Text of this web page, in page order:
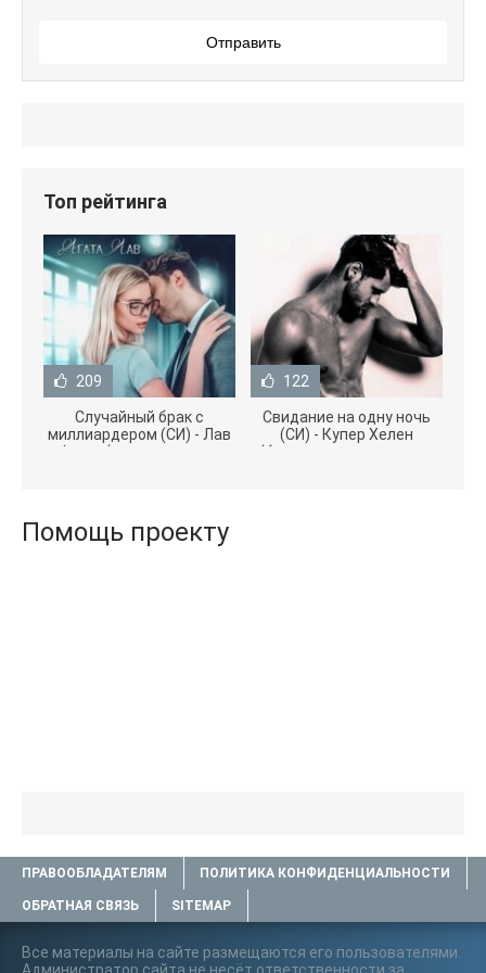
Отправить
Топ рейтинга
209
Случайный брак с
миллиардером (СИ) - Лав
Агата (полная версия
122
Свидание на одну ночь
(СИ) - Купер Хелен
(бесплатные серии книг
Помощь проекту
ПРАВООБЛАДАТЕЛЯМ ПОЛИТИКА КОНФИДЕНЦИАЛЬНОСТИ
ОБРАТНАЯ СВЯЗЬ SITEMAP
Все материалы на сайте размещаются его пользователями.